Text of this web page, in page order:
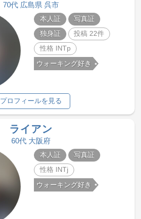
70代 広島県 呉市
本人証
写真証
独身証
投稿 22件
性格 INTp
ウォーキング好き
プロフィールを見る
ライアン
60代 大阪府
本人証
写真証
性格 INTj
ウォーキング好き